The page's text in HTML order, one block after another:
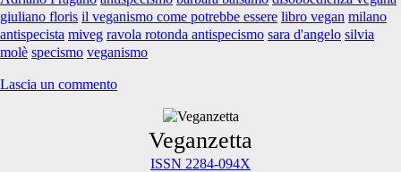
2018
giuliano floris il veganismo come potrebbe essere libro vegan milano
antispecista miveg ravola rotonda antispecismo sara d'angelo silvia
molè specismo veganismo
Lascia un commento
Veganzetta
ISSN 2284-094X